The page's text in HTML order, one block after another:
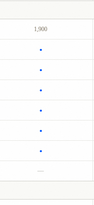
1,900
●
●
●
●
●
●
—